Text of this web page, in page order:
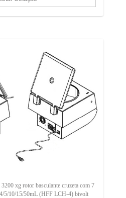
xg rotor basculante cruzeta com 7
4/5/10/15/50mL (HFF LCH-4) bivolt